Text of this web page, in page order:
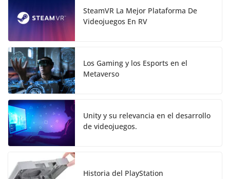
SteamVR La Mejor Plataforma De
Videojuegos En RV
Los Gaming y los Esports en el
Metaverso
Unity y su relevancia en el desarrollo
de videojuegos.
Historia del PlayStation